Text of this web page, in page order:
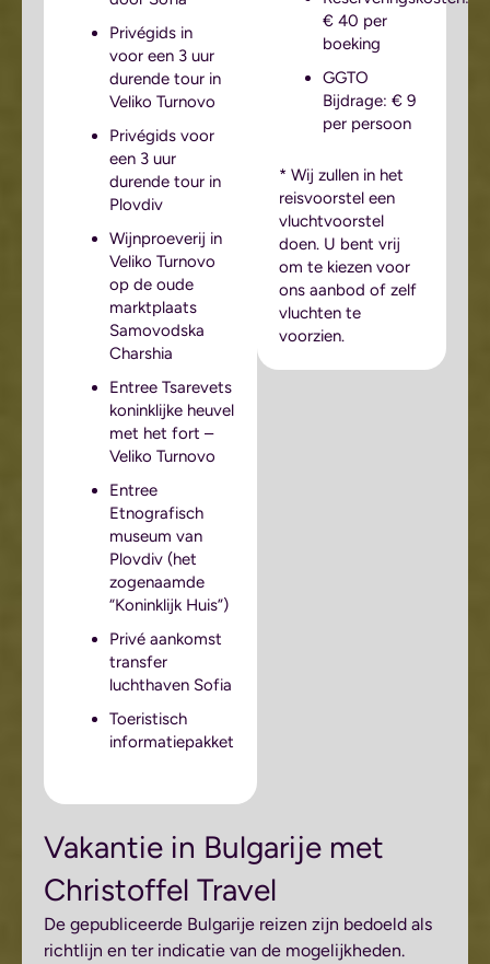
Privégids in
voor een 3 uur
durende tour in
Veliko Turnovo
Privégids voor
een 3 uur
durende tour in
Plovdiv
Wijnproeverij in
Veliko Turnovo
op de oude
marktplaats
Samovodska
Charshia
Entree Tsarevets
koninklijke heuvel
met het fort –
Veliko Turnovo
Entree
Etnografisch
museum van
Plovdiv (het
zogenaamde
“Koninklijk Huis”)
Privé aankomst
transfer
luchthaven Sofia
Toeristisch
informatiepakket
€ 40 per
boeking
GGTO
Bijdrage: € 9
per persoon
* Wij zullen in het
reisvoorstel een
vluchtvoorstel
doen. U bent vrij
om te kiezen voor
ons aanbod of zelf
vluchten te
voorzien.
Vakantie in Bulgarije met
Christoffel Travel
De gepubliceerde Bulgarije reizen zijn bedoeld als
richtlijn en ter indicatie van de mogelijkheden.